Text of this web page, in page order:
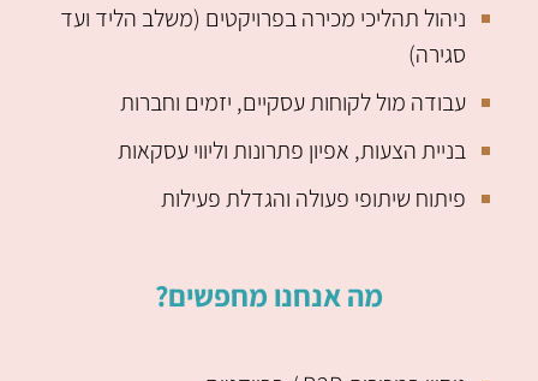
ניהול תהליכי מכירה בפרויקטים (משלב הליד ועד
סגירה)
עבודה מול לקוחות עסקיים, יזמים וחברות
בניית הצעות, אפיון פתרונות וליווי עסקאות
פיתוח שיתופי פעולה והגדלת פעילות
מה אנחנו מחפשים?